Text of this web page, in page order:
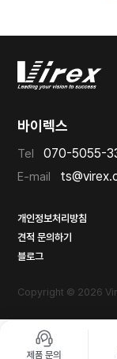
제품 문의
바이렉스
Tel 070-5055-
E-mail
개인정보처리방침
견적 문의하기
블로그
Copyright © 2026